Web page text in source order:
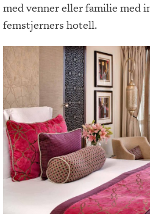
med venner eller familie med
femstjerners hotell.